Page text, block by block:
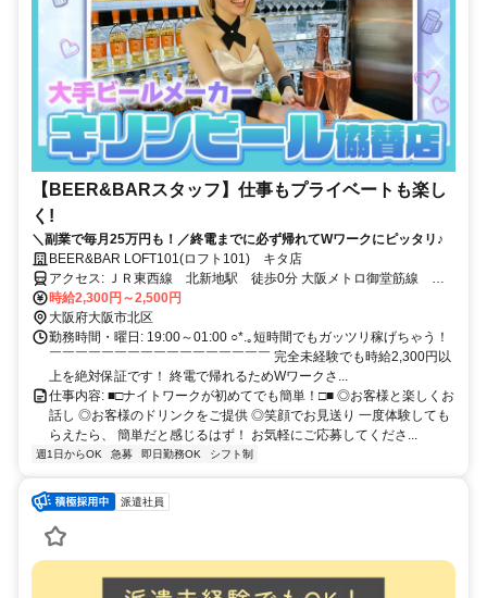
【BEER&BARスタッフ】仕事もプライベートも楽し
く!
＼副業で毎月25万円も！／終電までに必ず帰れてWワークにピッタリ♪
BEER&BAR LOFT101(ロフト101) キタ店
アクセス: ＪＲ東西線 北新地駅 徒歩0分 大阪メトロ御堂筋線 梅
田駅 徒歩6分 京阪本線 淀屋橋駅 徒歩8分
時給2,300円～2,500円
大阪府大阪市北区
勤務時間・曜日: 19:00～01:00 ○*.｡短時間でもガッツリ稼げちゃう！
￣￣￣￣￣￣￣￣￣￣￣￣￣￣￣￣￣ 完全未経験でも時給2,300円以
上を絶対保証です！ 終電で帰れるためWワークさ...
仕事内容: ■□ナイトワークが初めてでも簡単！□■ ◎お客様と楽しくお
話し ◎お客様のドリンクをご提供 ◎笑顔でお見送り 一度体験しても
らえたら、 簡単だと感じるはず！ お気軽にご応募してくださ...
週1日からOK 急募 即日勤務OK シフト制
派遣社員